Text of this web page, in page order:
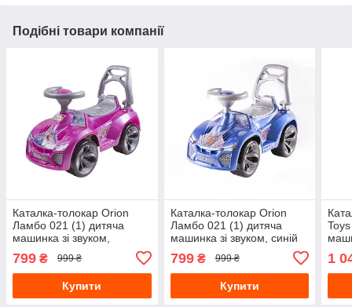
Подібні товари компанії
Каталка-толокар Orion
Ламбо 021 (1) дитяча
машинка зі звуком,
799 ₴ 999 ₴
Купити
Каталка-толокар Orion
Ламбо 021 (1) дитяча
машинка зі звуком, синій
799₴ 999 ₴
Купити
1